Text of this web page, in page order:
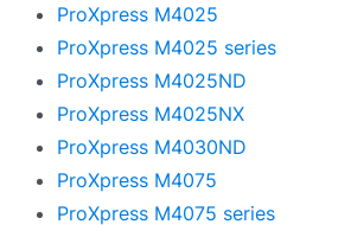
ProXpress M4025
ProXpress M4025 series
ProXpress M4025ND
ProXpress M4025NX
ProXpress M4030ND
ProXpress M4075
ProXpress M4075 series